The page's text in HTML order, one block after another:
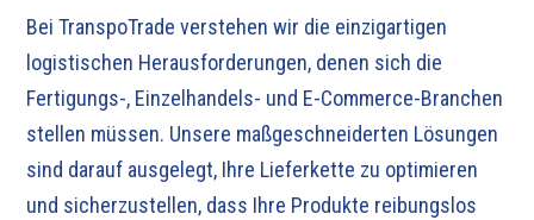
Bei TranspoTrade verstehen wir die einzigartigen
logistischen Herausforderungen, denen sich die
Fertigungs-, Einzelhandels- und E-Commerce-Branchen
stellen müssen. Unsere maßgeschneiderten Lösungen
sind darauf ausgelegt, Ihre Lieferkette zu optimieren
und sicherzustellen, dass Ihre Produkte reibungslos